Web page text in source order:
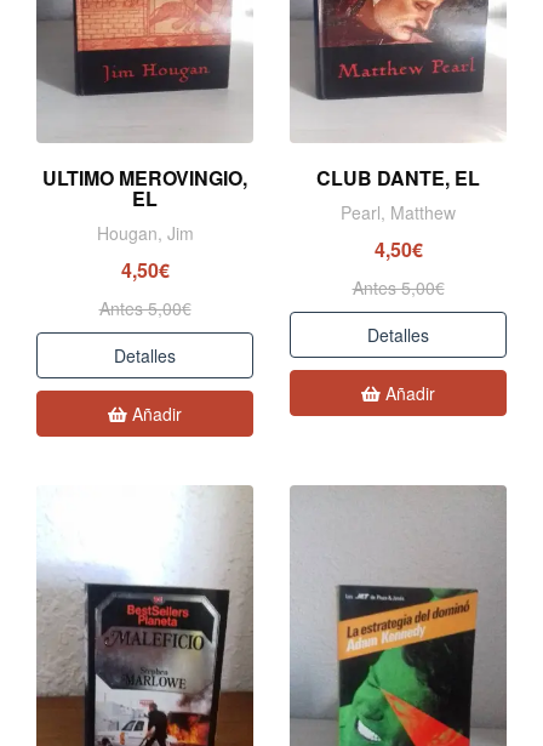
ULTIMO MEROVINGIO,
EL
Hougan, Jim
4,50€
Antes 5,00€
Detalles
Añadir
CLUB DANTE, EL
Pearl, Matthew
4,50€
Antes 5,00€
Detalles
Añadir